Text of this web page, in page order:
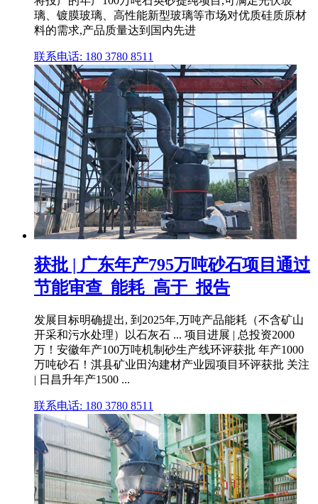
璃、镀膜玻璃、高性能新型玻璃等市场对优质硅质原材
料的需求,产品质量达到国内先进
联系电话: 180 3780 8511
获批 | 广东年产795万吨砂石项目通过
节能审查_能耗_高于_报告
发展目标明确提出, 到2025年,万吨产品能耗（不含矿山
开采和污水处理）以石灰石 ... 项目进展 | 总投资2000
万！安徽年产100万吨机制砂生产线环评获批 年产1000
万吨砂石！淇县矿业田沟建材产业园项目环评获批 关注
| 日昌升年产1500 ...
联系电话: 180 3780 8511